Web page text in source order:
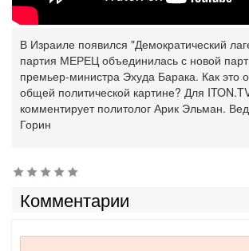
В Израиле появился "Демократический
партия МЕРЕЦ объединилась с новой
премьер-министра Эхуда Барака. Как это
общей политической картине? Для
комментирует политолог Арик Эльман.
Горин
Комментарии